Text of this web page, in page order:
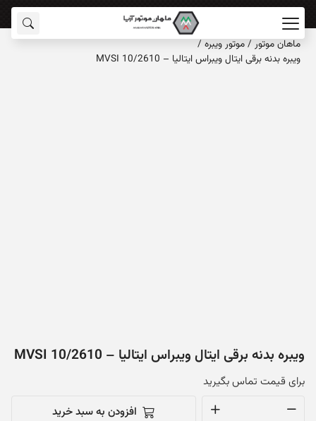
ماهان‌ موتور /موتور ویبره/
ویبره بدنه برقی ایتال ویبراس ایتالیا – MVSI 10/2610
ویبره بدنه برقی ایتال ویبراس ایتالیا – MVSI 10/2610
برای قیمت تماس بگیرید
افزودن به سبد خرید